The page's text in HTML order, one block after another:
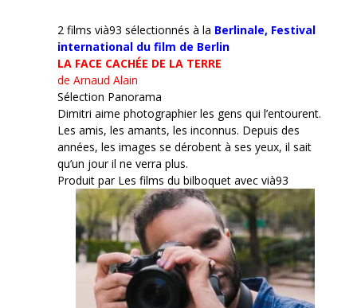
2 films vià93 sélectionnés à la Berlinale, Festival
international du film de Berlin
LA FACE CACHÉE DE LA TERRE
de Arnaud Alain
Sélection Panorama
Dimitri aime photographier les gens qui l’entourent.
Les amis, les amants, les inconnus. Depuis des
années, les images se dérobent à ses yeux, il sait
qu’un jour il ne verra plus.
Produit par Les films du bilboquet avec vià93